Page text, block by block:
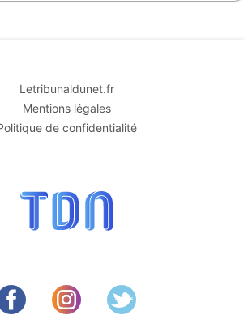
Letribunaldunet.fr
Mentions légales
de confidentialité